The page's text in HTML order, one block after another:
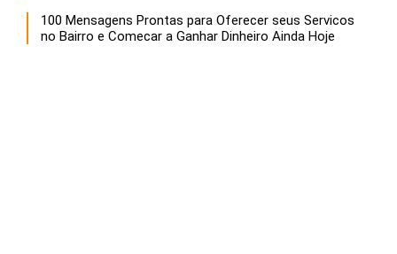
100 Mensagens Prontas para Oferecer seus Servicos
no Bairro e Comecar a Ganhar Dinheiro Ainda Hoje